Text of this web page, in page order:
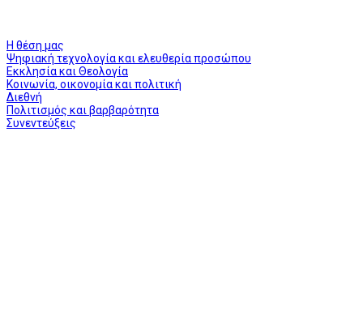
Η θέση μας
Ψηφιακή τεχνολογία και ελευθερία προσώπου
Εκκλησία και Θεολογία
Κοινωνία, οικονομία και πολιτική
Διεθνή
Πολιτισμός και βαρβαρότητα
Συνεντεύξεις